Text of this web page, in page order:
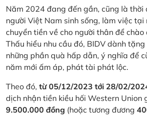
Năm 2024 đang đến gần, cũng là thời
người Việt Nam sinh sống, làm việc tại
chuyển tiền về cho người thân để chào
Thấu hiểu nhu cầu đó, BIDV dành
những phần quà hấp dẫn, ý nghĩa để
năm mới ấm áp, phát tài phát lộc.
Theo đó, từ 05/12/2023 tới 28/02/
dịch nhận tiền kiều hối Western Union
9.500.000 đồng (hoặc tương đương